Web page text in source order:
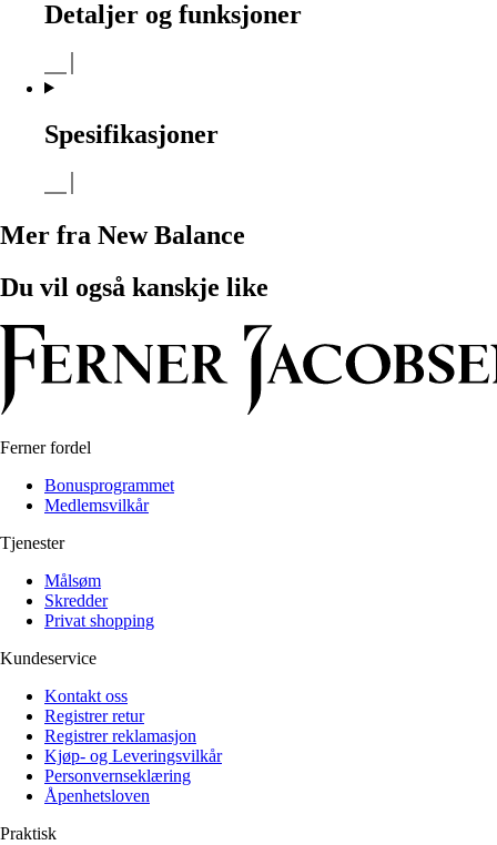
Detaljer og funksjoner
Spesifikasjoner
Mer fra New Balance
Du vil også kanskje like
Ferner fordel
Bonusprogrammet
Medlemsvilkår
Tjenester
Målsøm
Skredder
Privat shopping
Kundeservice
Kontakt oss
Registrer retur
Registrer reklamasjon
Kjøp- og Leveringsvilkår
Personvernseklæring
Åpenhetsloven
Praktisk